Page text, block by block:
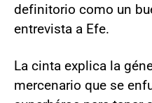
definitorio como un
entrevista a Efe.
La cinta explica la
mercenario que se